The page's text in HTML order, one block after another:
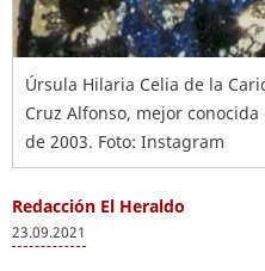
Úrsula Hilaria Celia de la
Cruz Alfonso, mejor
de 2003. Foto: Instagram
Redacción El Heraldo
23.09.2021